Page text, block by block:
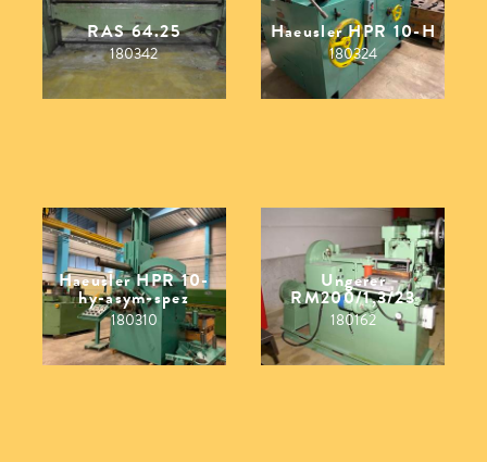
RAS 64.25
180342
Haeusler HPR 10-H
180324
Haeusler HPR 10-
hy-asym-spez
180310
Ungerer
RM200/1,3/23
180162